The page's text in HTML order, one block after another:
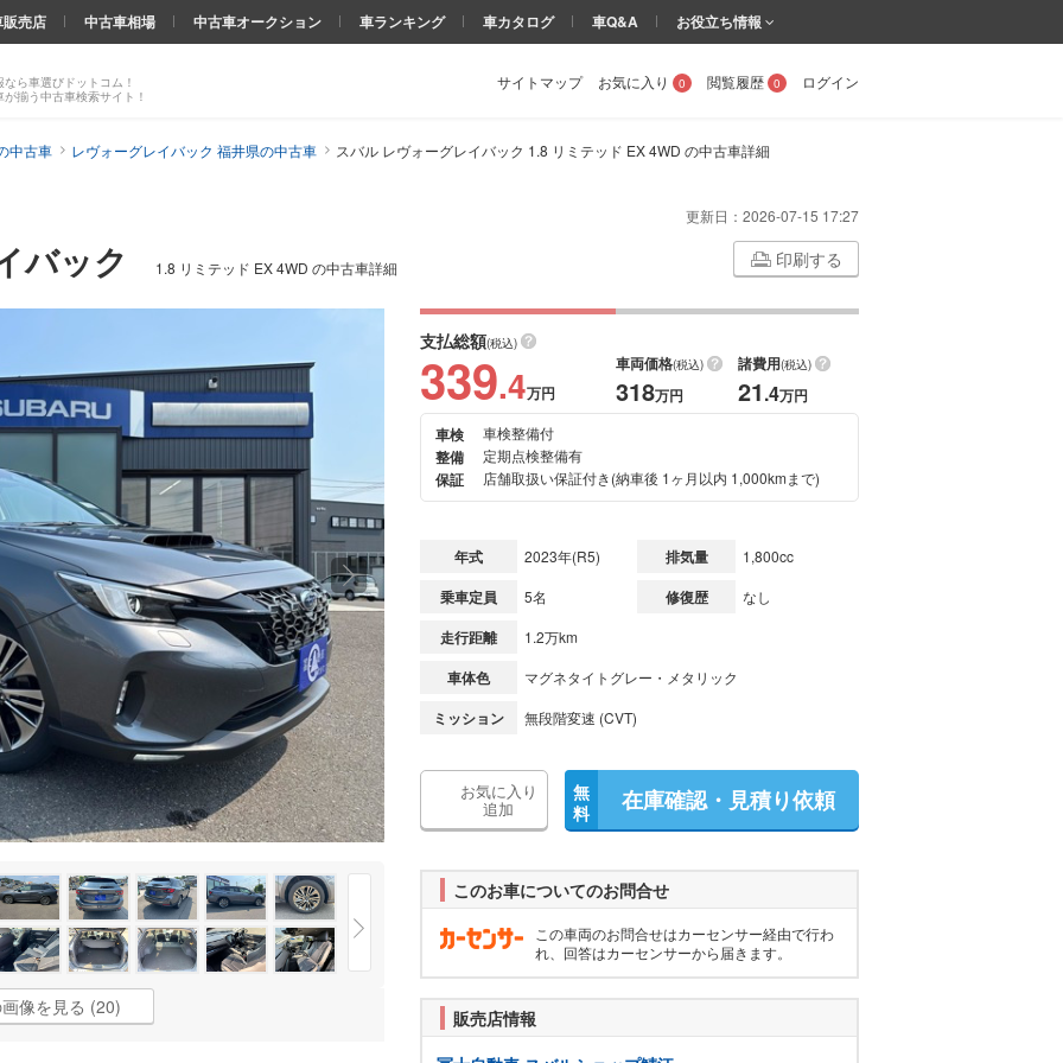
ら車選びドットコム！
揃う中古車検索サイト！
サイトマップ お気に入り 0 閲覧履歴 0 ログイン
売店 中古車相場 中古車オークション 車ランキング 車カタログ 車Q&A お役立ち情報
中古車 レヴォーグレイバック 福井県の中古車 スバル レヴォーグレイバック 1.8 リミテッド EX 4WD の中古車詳細
更新日： 2026-07-15 17:27
バック 1.8 リミテッド EX 4WD の中古車詳細 印刷する
像を見る (20)
支払総額(税込)
339.4万円
車両価格(税込)
318万円
諸費用(税込)
21.4万円
車検
車検整備付
整備 定期点検整備有
保証 店舗取扱い保証付き(納車後 1ヶ月以内 1,000kmまで)
年式 2023年(R5) 排気量 1,800cc
乗車定員 5名 修復歴 なし
走行距離 1.2万km
車体色 マグネタイトグレー・メタリック
ミッション 無段階変速 (CVT)
お気に入り
追加
無
料
在庫確認・見積り依頼
このお車についてのお問合せ
この車両のお問合せはカーセンサー経由で行わ
れ、回答はカーセンサーから届きます。
販売店情報